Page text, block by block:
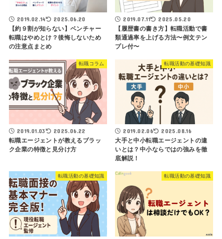
2019.02.14 2025.06.20
【約９割が知らない】ベンチャー
転職はやめとけ？後悔しないため
の注意点まとめ
2019.07.11 2025.05.20
【履歴書の書き方】転職活動で書
類通過率を上げる方法〜例文テン
プレ付〜
転職コラム
2019.01.03 2025.06.22
転職エージェントが教えるブラッ
ク企業の特徴と見分け方
転職活動の基礎知識
2019.02.06 2025.08.16
大手と中小転職エージェントの違
いとは？中小ならではの強みを徹
底解説！
転職活動の基礎知識 転職活動の基礎知識